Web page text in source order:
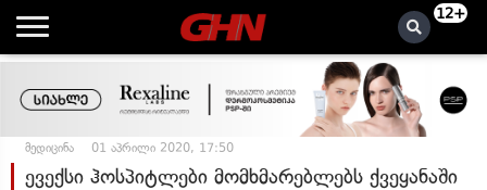
12+
მედიცინა 01 აპრილი 2020, 17:50
ევექსი ჰოსპიტლები მომხმარებლებს ქვეყანაში